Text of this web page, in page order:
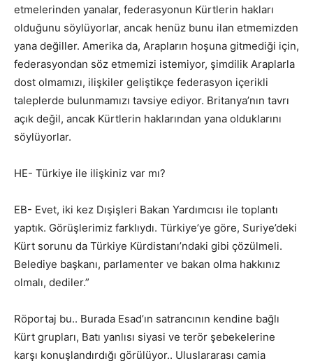
etmelerinden yanalar, federasyonun Kürtlerin hakları
olduğunu söylüyorlar, ancak henüz bunu ilan etmemizden
yana değiller. Amerika da, Arapların hoşuna gitmediği için,
federasyondan söz etmemizi istemiyor, şimdilik Araplarla
dost olmamızı, ilişkiler geliştikçe federasyon içerikli
taleplerde bulunmamızı tavsiye ediyor. Britanya’nın tavrı
açık değil, ancak Kürtlerin haklarından yana olduklarını
söylüyorlar.
HE- Türkiye ile ilişkiniz var mı?
EB- Evet, iki kez Dışişleri Bakan Yardımcısı ile toplantı
yaptık. Görüşlerimiz farklıydı. Türkiye’ye göre, Suriye’deki
Kürt sorunu da Türkiye Kürdistanı’ndaki gibi çözülmeli.
Belediye başkanı, parlamenter ve bakan olma hakkınız
olmalı, dediler.”
Röportaj bu.. Burada Esad’ın satrancının kendine bağlı
Kürt grupları, Batı yanlısı siyasi ve terör şebekelerine
karşı konuşlandırdığı görülüyor.. Uluslararası camia